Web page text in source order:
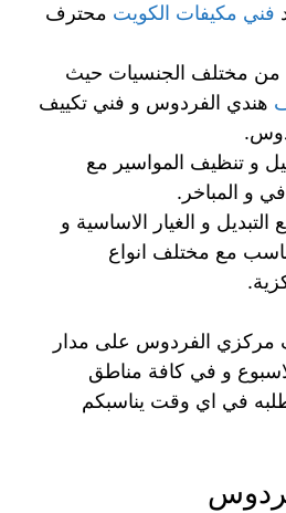
فني مكيفات الكويت محترف
من مختلف الجنسيات حيث
هندي الفردوس و فني تكييف
و تنظيف المواسير مع
و المباخر.
و الغيار الاساسية و
مع مختلف انواع
مركزي الفردوس على مدار
و في كافة مناطق
في اي وقت يناسبكم